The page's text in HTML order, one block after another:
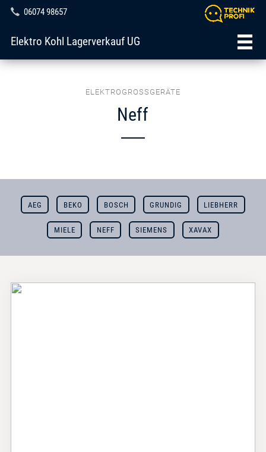
06074 98657
Elektro Kohl Lagerverkauf UG
ELEKTROGROSSGERÄTE
Neff
AEG BEKO BOSCH GRUNDIG LIEBHERR
MIELE NEFF SIEMENS XAVAX